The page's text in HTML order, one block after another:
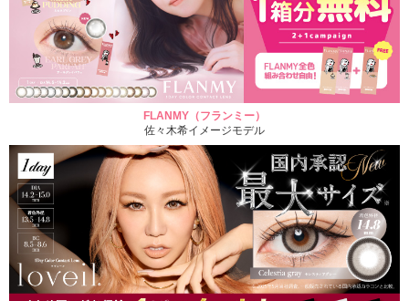
FLANMY（フランミー）
佐々木希イメージモデル